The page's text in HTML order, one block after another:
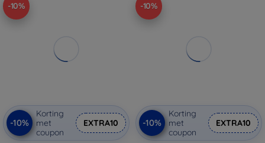
-10%
-10%
Korting
met
coupon
EXTRA10
-10%
-10%
Korting
met
coupon
EXTRA10